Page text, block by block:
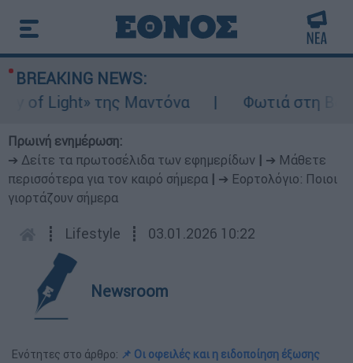
BREAKING NEWS:
Light» της Μαντόνα
Φωτιά στη
Πρωινή ενημέρωση:
➔ Δείτε τα πρωτοσέλιδα των εφημερίδων
➔ Μάθετε
περισσότερα για τον καιρό σήμερα
➔ Εορτολόγιο: Ποιοι
γιορτάζουν σήμερα
┋ Lifestyle ┋ 03.01.2026 10:22
Newsroom
Ενότητες στο άρθρο: 📌 Οι οφειλές και η ειδοποίηση έξωσης